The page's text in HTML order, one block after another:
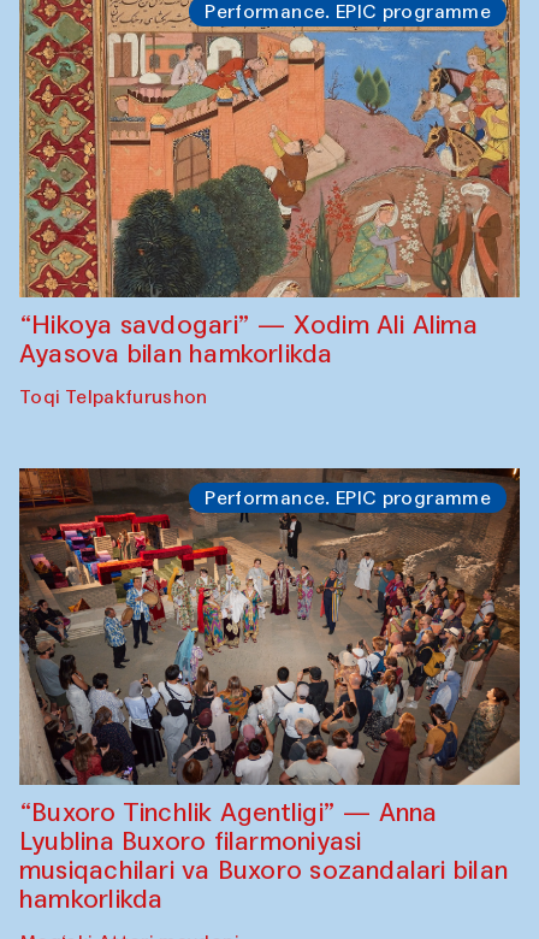
Performance. EPIC programme
“Hikoya savdogari” — Xodim Ali Alima
Ayasova bilan hamkorlikda
Toqi Telpakfurushon
Performance. EPIC programme
“Buxoro Tinchlik Agentligi” — Anna
Lyublina Buxoro filarmoniyasi
musiqachilari va Buxoro sozandalari bilan
hamkorlikda